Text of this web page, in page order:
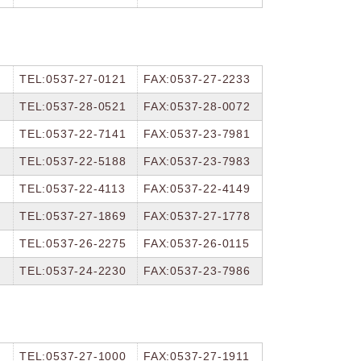
TEL:0537-27-0121 FAX:0537-27-2233
TEL:0537-28-0521 FAX:0537-28-0072
TEL:0537-22-7141 FAX:0537-23-7981
TEL:0537-22-5188 FAX:0537-23-7983
TEL:0537-22-4113 FAX:0537-22-4149
TEL:0537-27-1869 FAX:0537-27-1778
TEL:0537-26-2275 FAX:0537-26-0115
TEL:0537-24-2230 FAX:0537-23-7986
TEL:0537-27-1000 FAX:0537-27-1911